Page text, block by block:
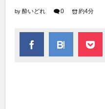
by 酔いどれ 0 約4分